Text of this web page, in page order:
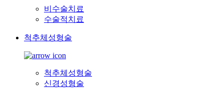
비수술치료
수술적치료
척추체성형술
척추체성형술
신경성형술